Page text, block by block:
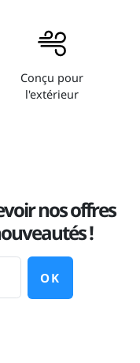
Conçu pour
l'extérieur
nos offres
!
OK